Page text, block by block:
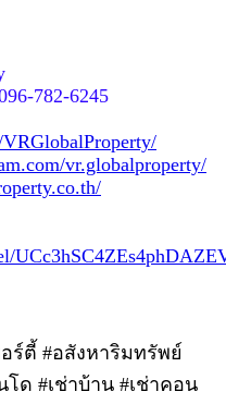
782-6245
vr.globalproperty/
ร์ตี้ #อสังหาริมทรัพย์
ด #เช่าบ้าน #เช่าคอน